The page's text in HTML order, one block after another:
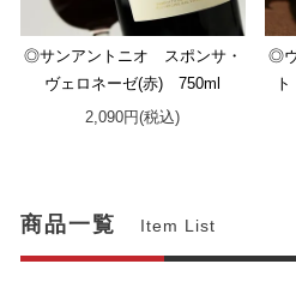
◎サンアントニオ スポンサ・
ヴェロネーゼ(赤) 750ml
2,090円(税込)
◎
商品一覧 Item List